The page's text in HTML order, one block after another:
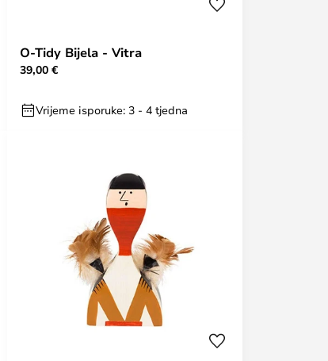
O-Tidy Bijela - Vitra
39,00 €
Vrijeme isporuke: 3 - 4 tjedna